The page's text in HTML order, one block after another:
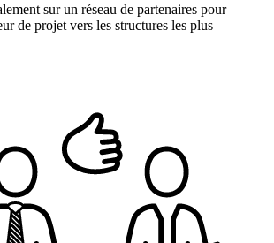
sur un réseau de partenaires pour
de projet vers les structures les plus